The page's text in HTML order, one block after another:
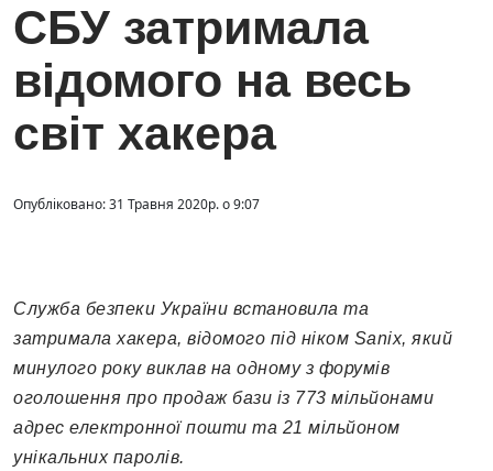
СБУ затримала
відомого на весь
світ хакера
Опубліковано: 31 Травня 2020р. о 9:07
Служба безпеки України встановила та
затримала хакера, відомого під ніком Sanix, який
минулого року виклав на одному з форумів
оголошення про продаж бази із 773 мільйонами
адрес електронної пошти та 21 мільйоном
унікальних паролів.